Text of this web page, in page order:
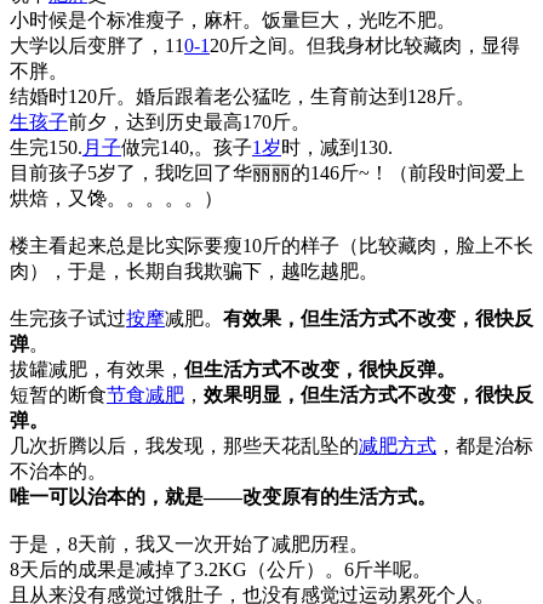
小时候是个标准瘦子，麻杆。饭量巨大，光吃不肥。
大学以后变胖了，110-1 20斤之间。但我身材比较藏肉，显得
不胖。
结婚时120斤。婚后跟着老公猛吃，生育前达到128斤。
生孩子前夕，达到历史最高170斤。
生完150. 月子做完140,。孩子1岁时，减到130.
目前孩子5岁了，我吃回了华丽丽的146斤~！（前段时间爱上
烘焙，又馋。。。。。）
楼主看起来总是比实际要瘦10斤的样子（比较藏肉，脸上不长
肉），于是，长期自我欺骗下，越吃越肥。
生完孩子试过按摩减肥。 有效果，但生活方式不改变，很快反
弹。
拔罐减肥，有效果， 但生活方式不改变，很快反弹。
短暂的断食节食减肥 ， 效果明显，但生活方式不改变，很快反
弹。
几次折腾以后，我发现，那些天花乱坠的减肥方式 ，都是治标
不治本的。
唯一可以治本的，就是——改变原有的生活方式。
于是，8天前，我又一次开始了减肥历程。
8天后的成果是减掉了3.2KG（公斤）。6斤半呢。
且从来没有感觉过饿肚子，也没有感觉过运动累死个人。